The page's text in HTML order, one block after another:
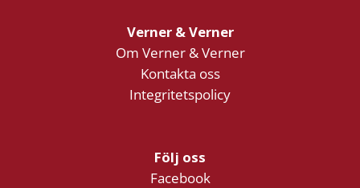
Verner & Verner
Om Verner & Verner
Kontakta oss
Integritetspolicy
Följ oss
Facebook